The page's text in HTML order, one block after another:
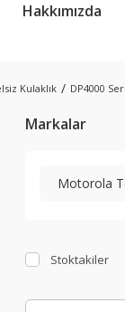
Hakkımızda
Kulaklık DP4000
Markalar
Motorola
Stoktakiler